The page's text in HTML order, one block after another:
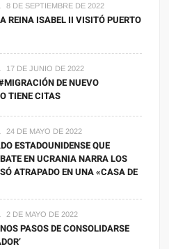
8 DE SEPTIEMBRE DE 2022
REINA ISABEL II VISITÓ PUERTO
17 DE JUNIO DE 2022
DE NUEVO
TIENE CITAS
24 DE MAYO DE 2022
ESTADOUNIDENSE QUE
EN UCRANIA NARRA LOS
ATRAPADO EN UNA «CASA DE
2 DE MAYO DE 2022
PASOS DE CONSOLIDARSE